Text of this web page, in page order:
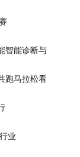
智能诊断与
跑马拉松看
业